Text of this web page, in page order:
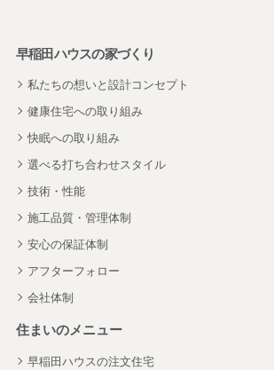
早稲田ハウスの家づくり
私たちの想いと設計コンセプト
健康住宅への取り組み
快眠への取り組み
選べる打ち合わせスタイル
技術・性能
施工品質・管理体制
安心の保証体制
アフターフォロー
会社体制
住まいのメニュー
早稲田ハウスの注文住宅